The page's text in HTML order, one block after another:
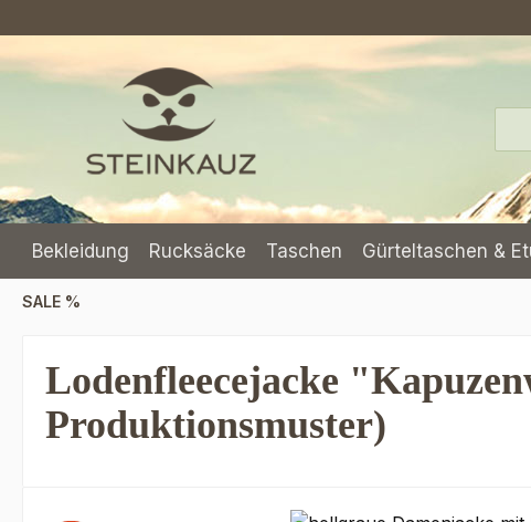
Bekleidung Rucksäcke Taschen Gürteltaschen &
SALE %
Lodenfleecejacke
Produktionsmuster)